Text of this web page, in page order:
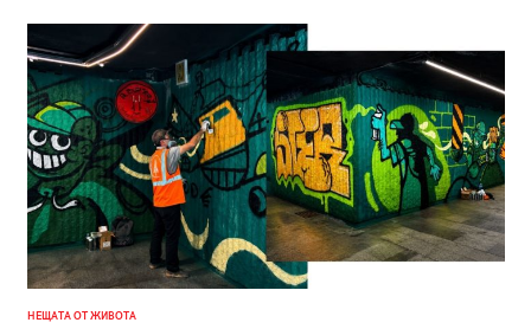
НЕЩАТА ОТ ЖИВОТА